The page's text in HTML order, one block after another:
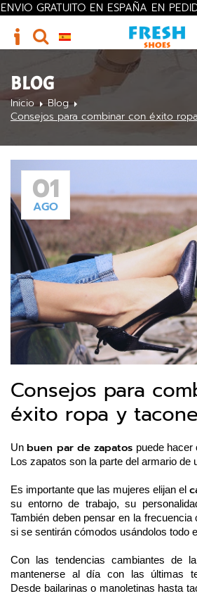
ENVIO GRATUITO EN ESPAÑA EN
BLOG
Inicio
Blog
Consejos para combinar con éxito
01
AGO
Consejos para
éxito ropa y
Un buen par de zapatos puede hacer
Los zapatos son la parte del armario de
Es importante que las mujeres elijan el
su entorno de trabajo, su
También deben pensar en la
si se sentirán cómodos usándolos todo
Con las tendencias cambiantes de
mantenerse al día con las últimas
Desde bailarinas o manoletinas hasta